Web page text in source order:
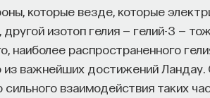
которые везде, которые
изотоп гелия — гелий-3 —
наиболее распространенного
важнейших достижений Ландау.
взаимодействия таких